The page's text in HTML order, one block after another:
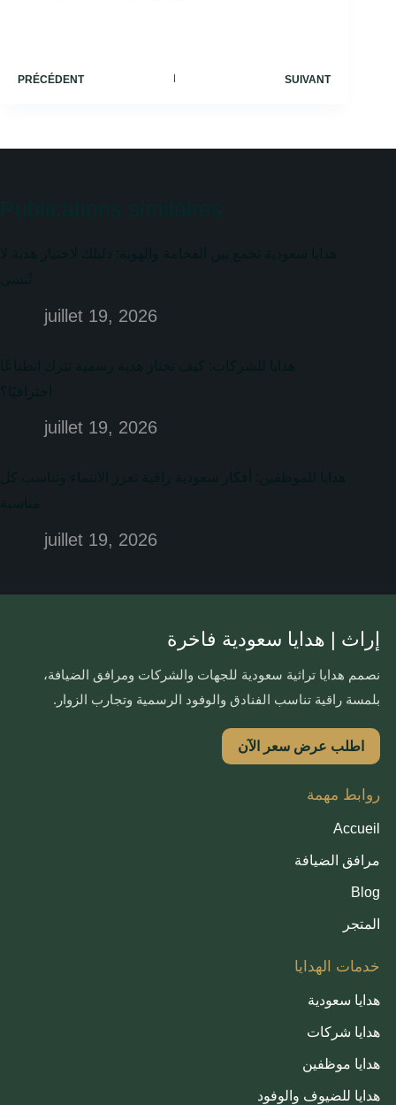
PRÉCÉDENT SUIVANT
juillet 19, 2026
juillet 19, 2026
juillet 19, 2026
إراث | هدايا سعودية فاخرة
نصمم هدايا تراثية سعودية للجهات والشركات ومرافق الضيافة،
بلمسة راقية تناسب الفنادق والوفود الرسمية وتجارب الزوار.
اطلب عرض سعر الآن
روابط مهمة
Accueil
مرافق الضيافة
Blog
المتجر
خدمات الهدايا
هدايا سعودية
هدايا شركات
هدايا موظفين
هدايا للضيوف والوفود